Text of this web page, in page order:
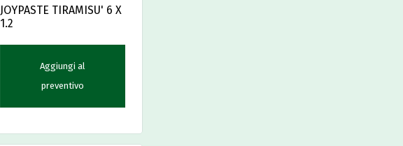
JOYPASTE TIRAMISU' 6 X
1.2
Aggiungi al
preventivo